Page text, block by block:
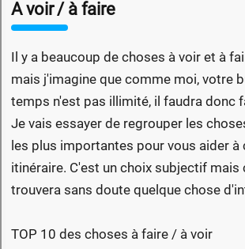
A voir / à faire
Il y a beaucoup de choses à voir et à
mais j'imagine que comme moi, votre
temps n'est pas illimité, il faudra donc
Je vais essayer de regrouper les
les plus importantes pour vous aider à
itinéraire. C'est un choix subjectif mais
trouvera sans doute quelque chose
TOP 10 des choses à faire / à voir